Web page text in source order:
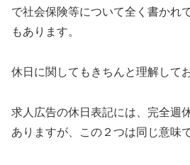
で社会保険等について全く書かれ
もあります。
休日に関してもきちんと理解して
求人広告の休日表記には、完全週
ありますが、この２つは同じ意味